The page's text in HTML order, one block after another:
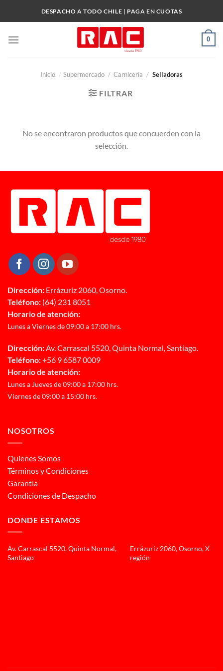
DESPACHO A TODO CHILE | PAGA EN CUOTAS
0
Inicio / Supermercado / Carnicería / Selladoras
FILTRAR
No se encontraron productos que concuerden con la
selección.
Dirección: Errázuriz 2060, Osorno.
Teléfono: (64) 231 8051
Horario de atención:
Lunes a Viernes de 09:00 a 17:00 hrs.
Dirección:Av. Carrascal 5520, Quinta Normal, Santiago.
Teléfono:+56 9 6587 0009
Horario de atención:
Lunes a Jueves de 09:00 a 17:00 hrs.
Viernes de 09:00 a 15:00 hrs.
NOSOTROS
Quienes Somos
Términos y Condiciones
Garantía
Condiciones de Despacho
DONDE ESTAMOS
Av. Carrascal 5520, Quinta Normal,
Santiago
Errázuriz 2060, Osorno, X
región